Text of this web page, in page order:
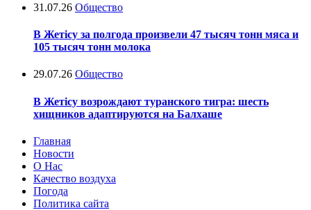
31.07.26 Общество
В Жетісу за полгода произвели 47 тысяч тонн мяса и
105 тысяч тонн молока
29.07.26 Общество
В Жетісу возрождают туранского тигра: шесть
хищников адаптируются на Балхаше
Главная
Новости
О Нас
Качество воздуха
Погода
Политика сайта